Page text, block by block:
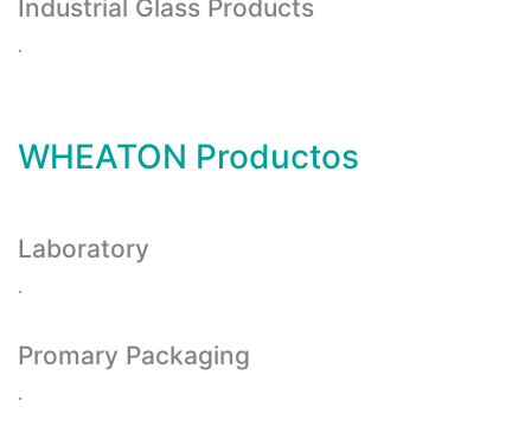
Industrial Glass Products
.
WHEATON Productos
Laboratory
.
Promary Packaging
.